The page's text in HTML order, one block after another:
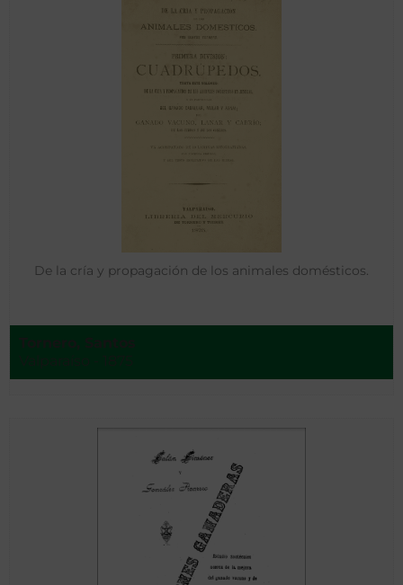
De la cría y propagación de los animales domésticos.